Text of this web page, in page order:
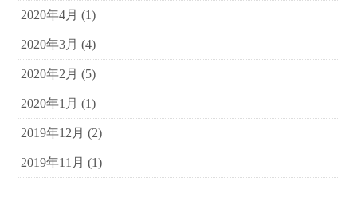
2020年4月 (1)
2020年3月 (4)
2020年2月 (5)
2020年1月 (1)
2019年12月 (2)
2019年11月 (1)